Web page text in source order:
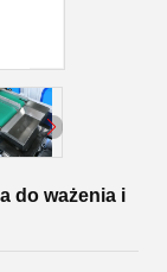
do ważenia i